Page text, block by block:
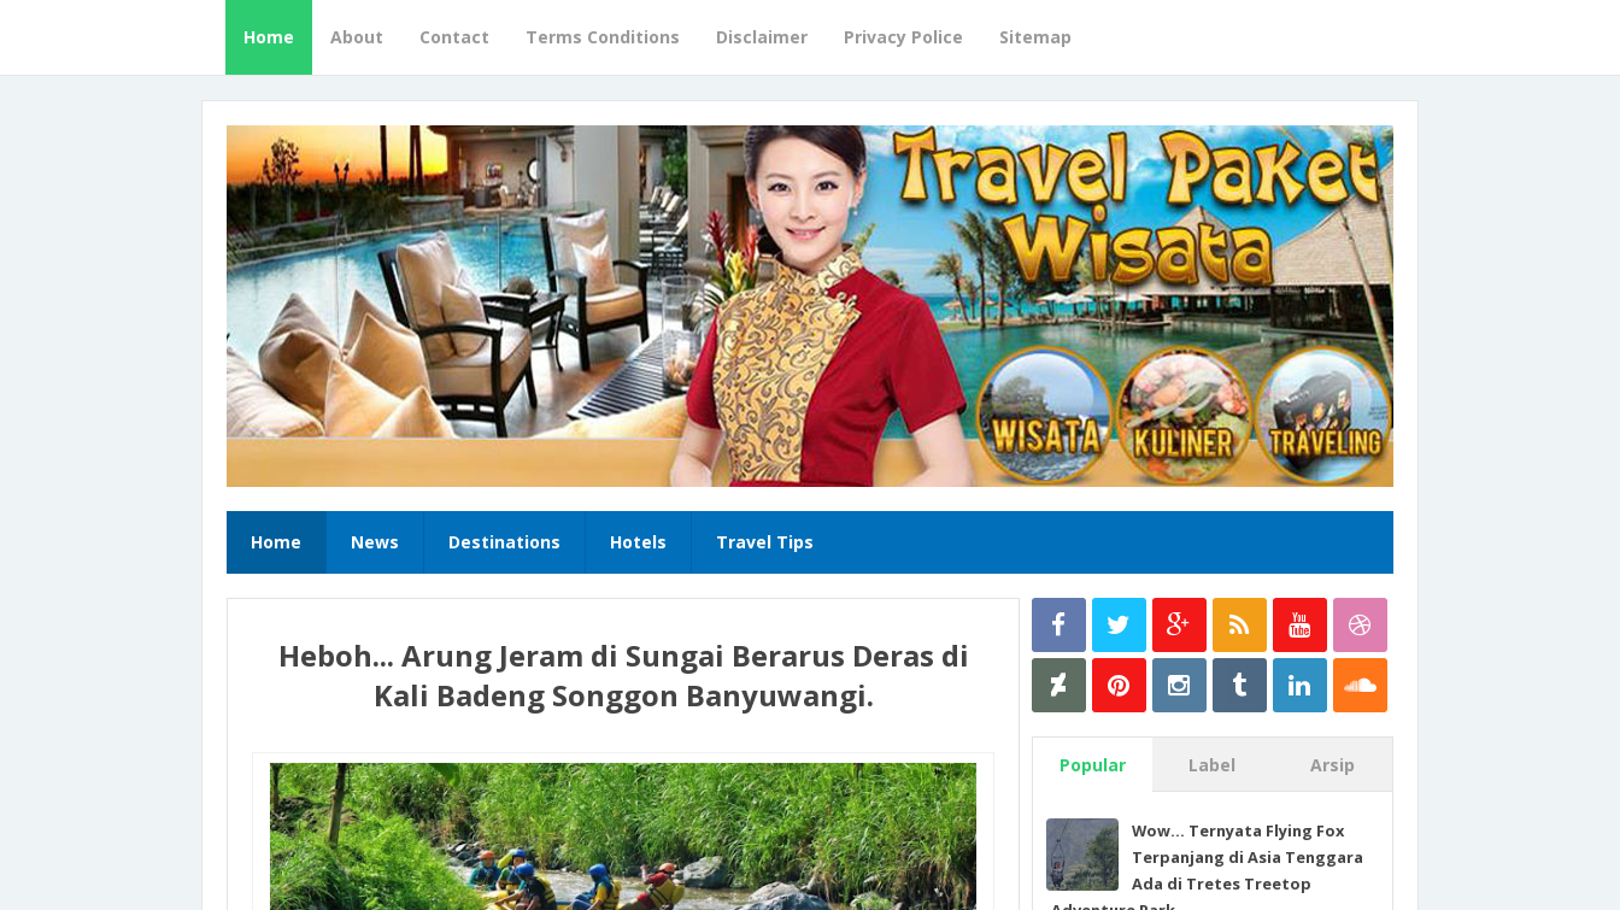
Home About Contact Terms Conditions Disclaimer Privacy Police Sitemap
Home News Destinations Hotels Travel Tips
Heboh... Arung Jeram di Sungai Berarus Deras di
Kali Badeng Songgon Banyuwangi.
Popular Label Arsip
Wow... Ternyata Flying Fox
Terpanjang di Asia Tenggara
Ada di Tretes Treetop